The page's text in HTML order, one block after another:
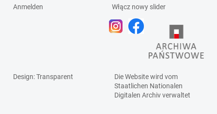
Anmelden
Włącz nowy slider
Design: Transparent
Die Website wird vom
Staatlichen Nationalen
Digitalen Archivverwaltet